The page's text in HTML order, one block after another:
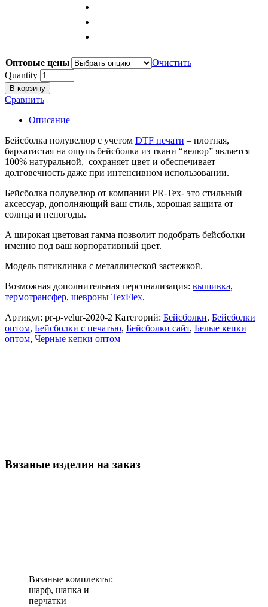
Оптовые цены
Очистить
Quantity
В корзину
Сравнить
Описание
Бейсболка полувелюр с учетом DTF печати – плотная,
бархатистая на ощупь бейсболка из ткани “велюр” является
100% натуральной, сохраняет цвет и обеспечивает
долговечность даже при интенсивном использовании.
Бейсболка полувелюр от компании PR-Tex- это стильный
аксессуар, дополняющий ваш стиль, хорошая защита от
солнца и непогоды.
А широкая цветовая гамма позволит подобрать бейсболки
именно под ваш корпоративный цвет.
Модель пятиклинка с металлической застежкой.
Возможная дополнительная персонализация: вышивка,
термотрансфер, шевроны TexFlex.
Артикул: pr-p-velur-2020-2 Категорий: Бейсболки, Бейсболки
оптом, Бейсболки с печатью, Бейсболки сайт, Белые кепки
оптом, Черные кепки оптом
Вязаные изделия на заказ
Вязаные комплекты:
шарф, шапка и
перчатки